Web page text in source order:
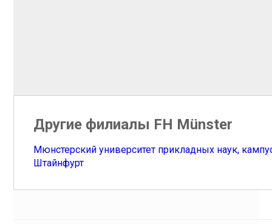
Другие филиалы FH Münster
Мюнстерский университет прикладных наук,
Штайнфурт